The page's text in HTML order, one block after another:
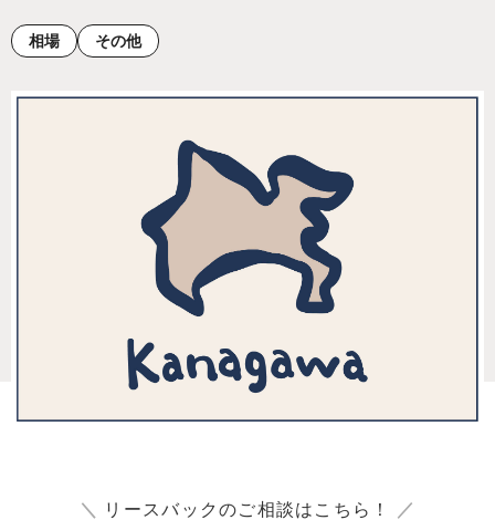
相場 その他
＼ リースバックのご相談はこちら！ ／